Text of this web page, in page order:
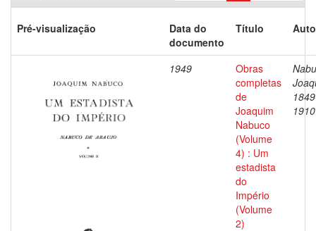
Pré-visualização
Data do
documento
Título
1949
Obras
completas
de
Joaquim
Nabuco
(Volume
4) : Um
estadista
do
Império
(Volume
2)
1910